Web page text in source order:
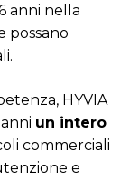
anni nella
possano
HYVIA
un intero
commerciali
e